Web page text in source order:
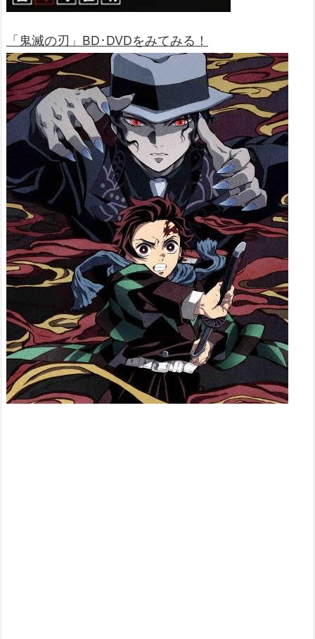
「鬼滅の刃」BD･DVDをみてみる！